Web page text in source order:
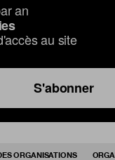
an
au site
S'abonner
ORGANISATIONS